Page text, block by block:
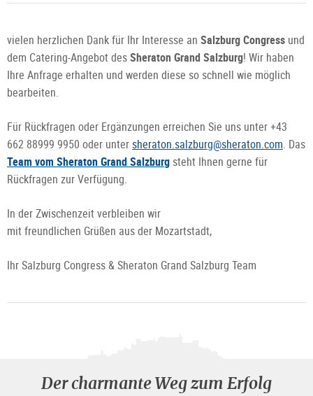
vielen herzlichen Dank für Ihr Interesse an Salzburg Congress und
dem Catering-Angebot desSheraton Grand Salzburg! Wir haben
Ihre Anfrage erhalten und werden diese so schnell wie möglich
bearbeiten.
Für Rückfragen oder Ergänzungen erreichen Sie uns unter +43
662 88999 9950 oder untersheraton.salzburg@sheraton.com. Das
Team vom Sheraton Grand Salzburg steht Ihnen gerne für
Rückfragen zur Verfügung.
In der Zwischenzeit verbleiben wir
mit freundlichen Grüßen aus der Mozartstadt,
Ihr Salzburg Congress & Sheraton Grand Salzburg Team
Der charmante Weg zum Erfolg